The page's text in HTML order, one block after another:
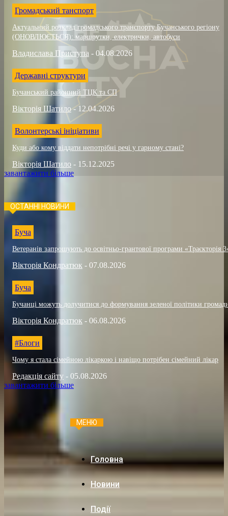
Громадський танспорт
Актуальний розклад громадського транспорту Бучанського регіону
(ОНОВЛЮЄТЬСЯ): маршрутки, електрички, автобуси
Владислава Приступа - 04.08.2026
Державні структури
Бучанський районний ТЦК та СП
Вікторія Шатило - 12.04.2026
Волонтерські ініціативи
Куди або кому віддати непотрібні речі у гарному стані?
Вікторія Шатило - 15.12.2025
завантажити більше
ОСТАННІ НОВИНИ
Буча
Ветеранів запрошують до освітньо-грантової програми «Траєкторія
Вікторія Кондратюк - 07.08.2026
Буча
Бучанці можуть долучитися до формування зеленої політики
Вікторія Кондратюк - 06.08.2026
#Блоги
Чому я стала сімейною лікаркою і навіщо потрібен сімейний лікар
Редакція сайту - 05.08.2026
завантажити більше
МЕНЮ
Головна
Новини
Події